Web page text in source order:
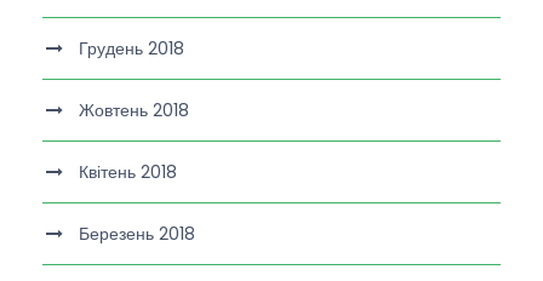
Грудень 2018
Жовтень 2018
Квітень 2018
Березень 2018